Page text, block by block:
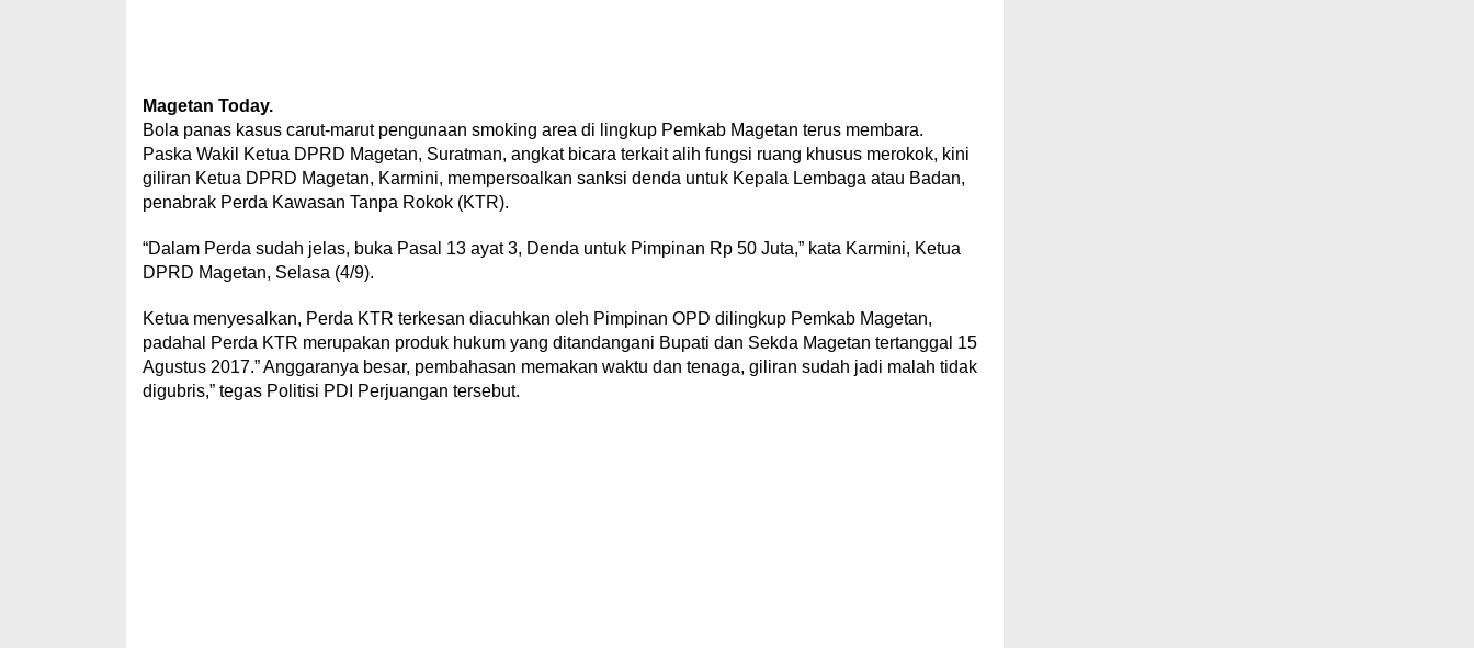
Magetan Today.
Bola panas kasus carut-marut pengunaan smoking area di lingkup Pemkab Magetan terus membara.
Paska Wakil Ketua DPRD Magetan, Suratman, angkat bicara terkait alih fungsi ruang khusus merokok, kini
giliran Ketua DPRD Magetan, Karmini, mempersoalkan sanksi denda untuk Kepala Lembaga atau Badan,
penabrak Perda Kawasan Tanpa Rokok (KTR).
“Dalam Perda sudah jelas, buka Pasal 13 ayat 3, Denda untuk Pimpinan Rp 50 Juta,” kata Karmini, Ketua
DPRD Magetan, Selasa (4/9).
Ketua menyesalkan, Perda KTR terkesan diacuhkan oleh Pimpinan OPD dilingkup Pemkab Magetan,
padahal Perda KTR merupakan produk hukum yang ditandangani Bupati dan Sekda Magetan tertanggal 15
Agustus 2017.” Anggaranya besar, pembahasan memakan waktu dan tenaga, giliran sudah jadi malah tidak
digubris,” tegas Politisi PDI Perjuangan tersebut.